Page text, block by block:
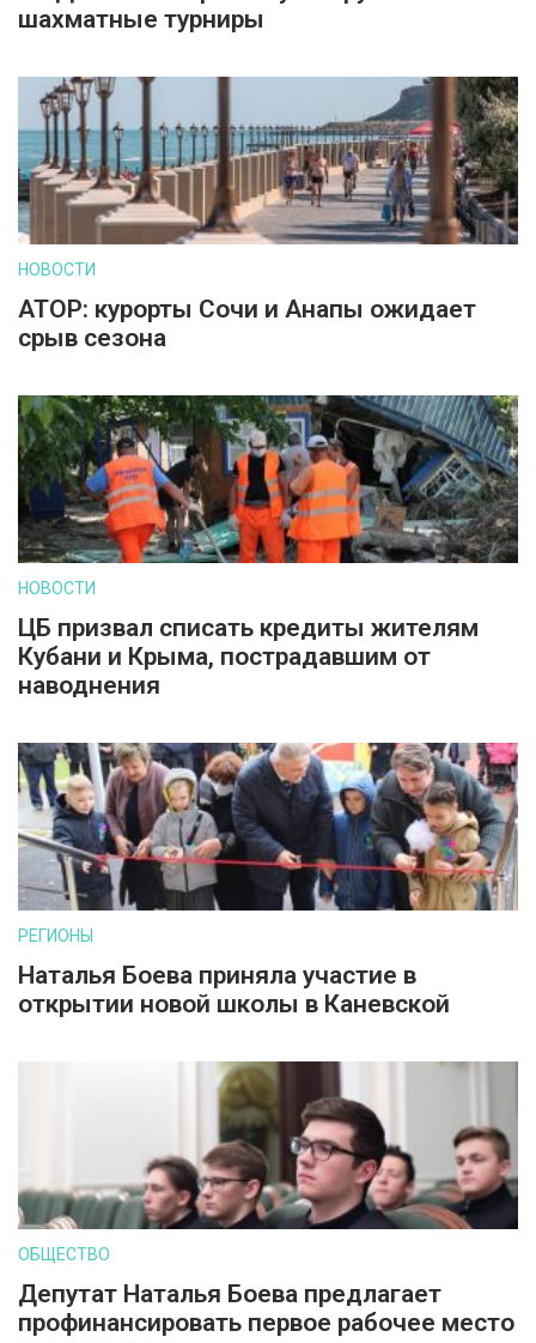
шахматные турниры
НОВОСТИ
АТОР: курорты Сочи и Анапы ожидает
срыв сезона
НОВОСТИ
ЦБ призвал списать кредиты жителям
Кубани и Крыма, пострадавшим от
наводнения
РЕГИОНЫ
Наталья Боева приняла участие в
открытии новой школы в Каневской
ОБЩЕСТВО
Депутат Наталья Боева предлагает
профинансировать первое рабочее место